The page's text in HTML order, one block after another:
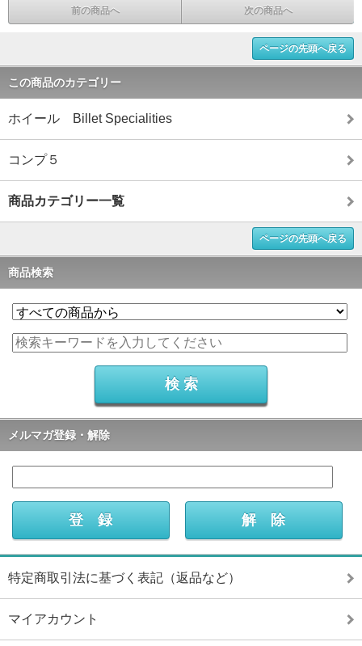
前の商品へ 次の商品へ
ページの先頭へ戻る
この商品のカテゴリー
ホイール Billet Specialities
コンプ５
商品カテゴリー一覧
ページの先頭へ戻る
商品検索
メルマガ登録・解除
特定商取引法に基づく表記（返品など）
マイアカウント